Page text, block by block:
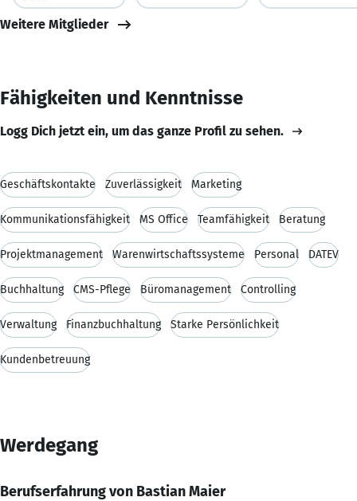
Weitere Mitglieder
Fähigkeiten und Kenntnisse
Logg Dich jetzt ein, um das ganze Profil zu sehen.
Geschäftskontakte Zuverlässigkeit Marketing
Kommunikationsfähigkeit MS Office Teamfähigkeit Beratung
Projektmanagement Warenwirtschaftssysteme Personal DATEV
Buchhaltung CMS-Pflege Büromanagement Controlling
Verwaltung Finanzbuchhaltung Starke Persönlichkeit
Kundenbetreuung
Werdegang
Berufserfahrung von Bastian Maier